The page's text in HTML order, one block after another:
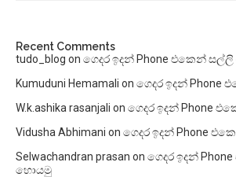
Recent Comments
tudo_blog on ගෙදර ඉදන් Phone එකෙන්
Kumuduni Hemamali on ගෙදර ඉදන්
W.k.ashika rasanjali on ගෙදර ඉදන් Phone
Vidusha Abhimani on ගෙදර ඉදන් Phone
Selwachandran prasan on ගෙදර ඉදන්
හොයමු